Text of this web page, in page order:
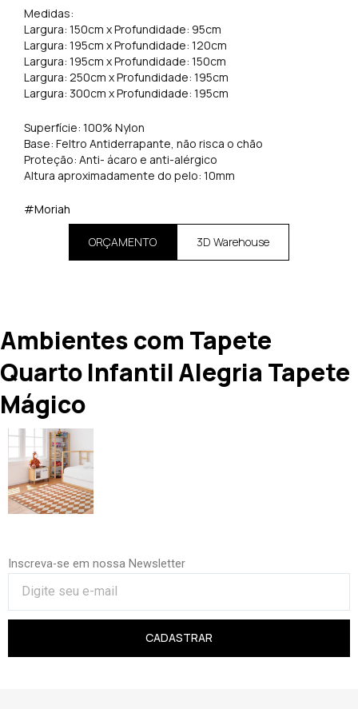
Medidas:
Largura: 150cm x Profundidade: 95cm
Largura: 195cm x Profundidade: 120cm
Largura: 195cm x Profundidade: 150cm
Largura: 250cm x Profundidade: 195cm
Largura: 300cm x Profundidade: 195cm
Superfície: 100% Nylon
Base: Feltro Antiderrapante, não risca o chão
Proteção: Anti- ácaro e anti-alérgico
Altura aproximadamente do pelo: 10mm
#Moriah
ORÇAMENTO 3D Warehouse
Ambientes com Tapete
Quarto Infantil Alegria Tapete
Mágico
Inscreva-se em nossa Newsletter
CADASTRAR